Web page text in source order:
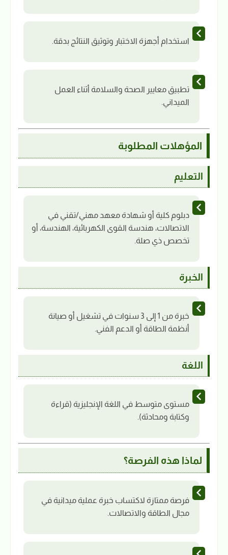
استخدام أجهزة الاختبار وتوثيق النتائج بدقة.
تطبيق معايير الصحة والسلامة أثناء العمل
الميداني.
المؤهلات المطلوبة
التعليم
دبلوم كلية أو شهادة معهد مهني/تقني في
الاتصالات، هندسة القوى الكهربائية، الهندسة، أو
تخصص ذي صلة.
الخبرة
خبرة من 1 إلى 3 سنوات في تشغيل أو صيانة
أنظمة الطاقة أو الدعم الفني.
اللغة
مستوى متوسط في اللغة الإنجليزية (قراءة
وكتابة ومحادثة).
لماذا هذه الفرصة؟
فرصة ممتازة لاكتساب خبرة عملية ميدانية في
مجال الطاقة والاتصالات.